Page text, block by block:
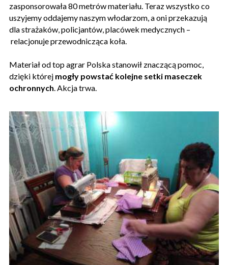
zasponsorowała 80 metrów materiału. Teraz wszystko co
uszyjemy oddajemy naszym włodarzom, a oni przekazują
dla strażaków, policjantów, placówek medycznych –
relacjonuje przewodnicząca koła.
Materiał od top agrar Polska stanowił znaczącą pomoc,
dzięki której mogły powstać kolejne setki maseczek
ochronnych. Akcja trwa.